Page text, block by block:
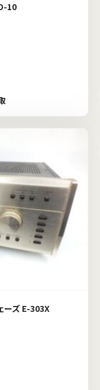
10
ーズ E-303X